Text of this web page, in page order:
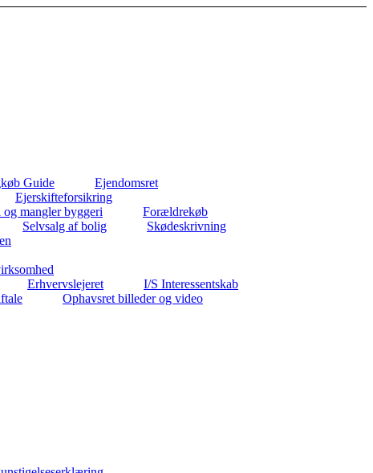
Guide
Ejendomsret
Ejerskifteforsikring
og mangler byggeri
Forældrekøb
Selvsalg af bolig
Skødeskrivning
Erhvervslejeret
I/S Interessentskab
Ophavsret billeder og video